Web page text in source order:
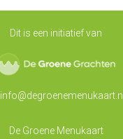
Dit is een initiatief van
info@degroenemenukaart.nl
De Groene Menukaart